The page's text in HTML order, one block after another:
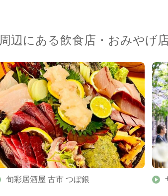
周辺にある飲食店・おみやげ
旬彩居酒屋 古市 つぼ銀